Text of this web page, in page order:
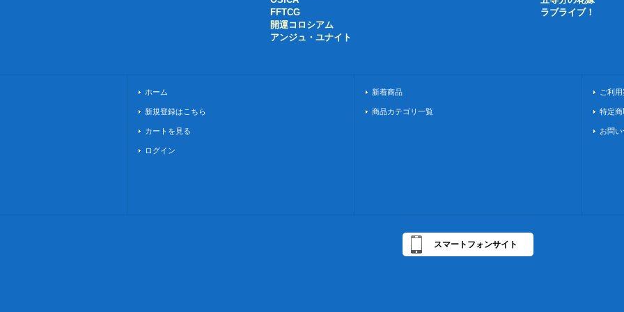
FFTCG
開運コロシアム
アンジュ・ユナイト
ラブライブ！
ホーム
新規登録はこちら
カートを見る
ログイン
新着商品
商品カテゴリ一覧
ご利
特定
お問
スマートフォンサイト